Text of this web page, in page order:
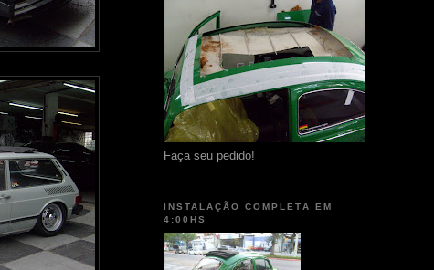
Faça seu pedido!
INSTALAÇÃO COMPLETA EM
4:00HS